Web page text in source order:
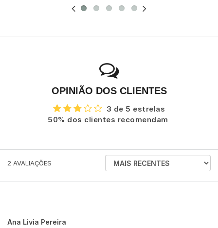
OPINIÃO DOS CLIENTES
3 de 5 estrelas
50% dos clientes recomendam
2 AVALIAÇÕES
ORDENAR
AVALIAÇÕES
Ana Livia Pereira